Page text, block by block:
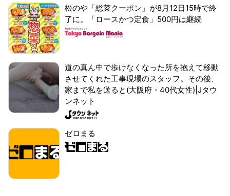
松のや「総菜クーポン」が8月12日15時で終
了に。「ロースかつ定食」500円は継続
道の真ん中で歩けなくなった所を抱えて移動
させてくれた工事現場のスタッフ。その後、
家まで私を送ると(大阪府・40代女性)|Jタウ
ンネット
ゼロまる